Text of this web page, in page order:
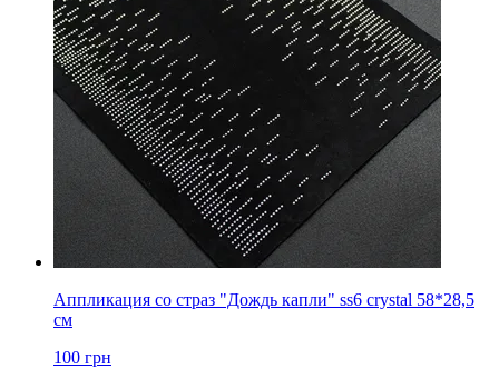
Аппликация со страз "Дождь капли" ss6 crystal 58*28,5
см
100 грн